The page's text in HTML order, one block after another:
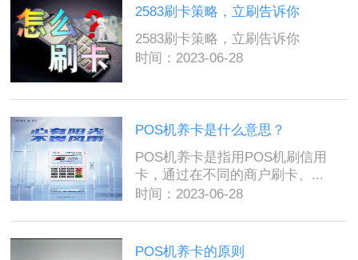
2583刷卡策略，立刷告诉你
2583刷卡策略，立刷告诉你
时间：2023-06-28
POS机养卡是什么意思？
POS机养卡是指用POS机刷信用
卡，通过在不同的商户刷卡、...
时间：2023-06-28
POS机养卡的原则